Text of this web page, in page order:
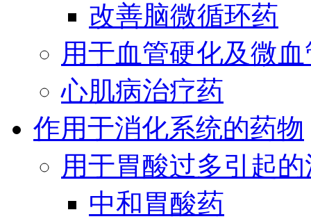
改善脑微循环药
用于血管硬化及微
心肌病治疗药
作用于消化系统的药物
用于胃酸过多引起
中和胃酸药